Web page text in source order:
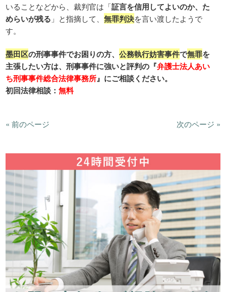
いることなどから、裁判官は「証言を信用してよいのか、た
めらいが残る 」と指摘して、無罪判決を言い渡したようで
す。
墨田区の刑事事件でお困りの方、公務執行妨害事件で無罪を
主張したい方は、刑事事件に強いと評判の『弁護士法人あい
ち刑事事件総合法律事務所』にご相談ください。
初回法律相談：無料
« 前のページ 次のページ »